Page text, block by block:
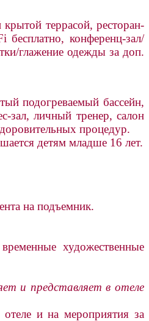
террасой, ресторан-
конференц-зал/
глажение одежды за доп.
подогреваемый бассейн,
зал, личный тренер, салон
процедур.
детям младше 16 лет.
на подъемник.
художественные
и представляет в отеле
и на мероприятия за